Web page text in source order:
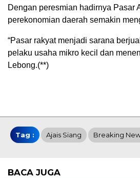
Dengan peresmian hadirnya Pasar
perekonomian daerah semakin
“Pasar rakyat menjadi sarana
pelaku usaha mikro kecil dan
Lebong.(**)
Tag : Ajais Siang Breaking
BACA JUGA